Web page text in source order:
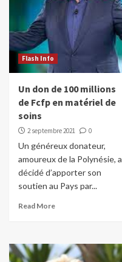
Flash Info
Un don de 100 millions
de Fcfp en matériel de
soins
2 septembre 2021 0
Un généreux donateur,
amoureux de la Polynésie, a
décidé d’apporter son
soutien au Pays par...
Read More